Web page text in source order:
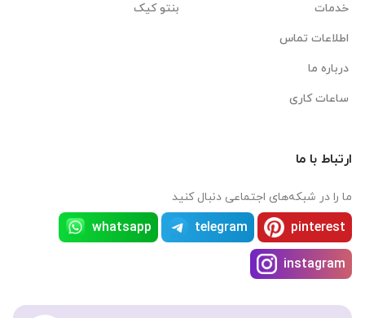
خدمات
اطلاعات تماس
درباره ما
ساعات کاری
بنتو کیک
ارتباط با ما
ما را در شبکه‌های اجتماعی دنبال کنید
pinterest
telegram
whatsapp
instagram